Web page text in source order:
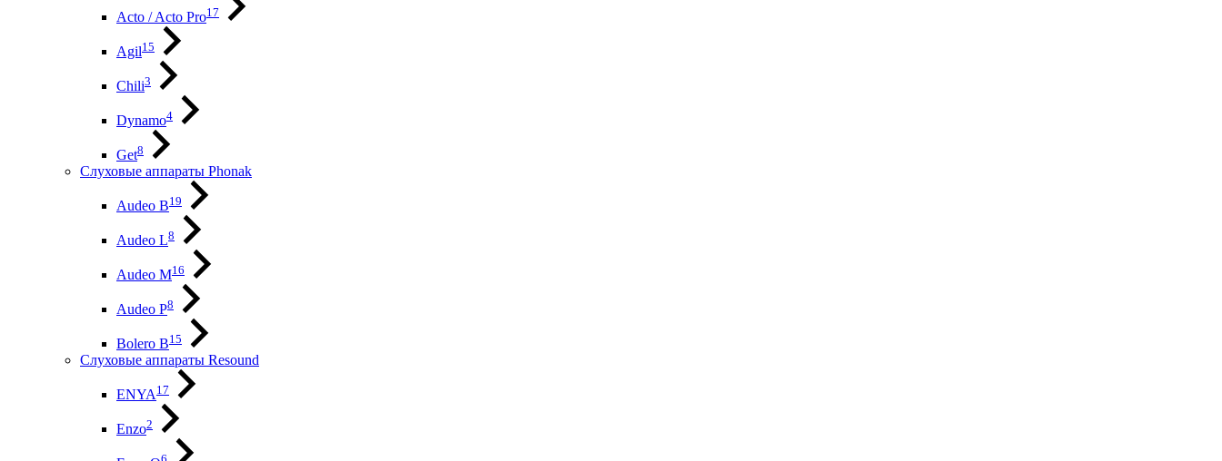
Acto / Acto Pro17
Agil15
Chili3
Dynamo4
Get8
Слуховые аппараты Phonak
Audeo B19
Audeo L8
Audeo М16
Audeo P8
Bolero B15
Слуховые аппараты Resound
ENYA17
Enzo2